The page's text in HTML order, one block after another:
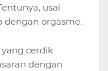
usai
orgasme.
cerdik
dengan